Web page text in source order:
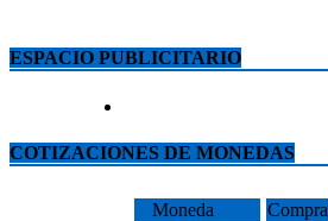
ESPACIO PUBLICITARIO
COTIZACIONES DE MONEDAS
Moneda Compra